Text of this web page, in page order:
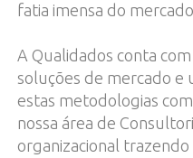
fatia imensa do
A Qualidados conta
soluções de mercado e
estas metodologias
nossa área de
organizacional